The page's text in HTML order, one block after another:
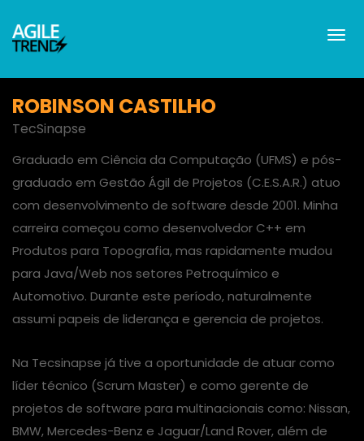
ROBINSON CASTILHO
TecSinapse
Graduado em Ciência da Computação (UFMS) e pós-
graduado em Gestão Ágil de Projetos (C.E.S.A.R.) atuo
com desenvolvimento de software desde 2001. Minha
carreira começou como desenvolvedor C++ em
Produtos para Topografia, mas rapidamente mudou
para Java/Web nos setores Petroquímico e
Automotivo. Durante este período, naturalmente
assumi papeis de liderança e gerencia de projetos.
Na Tecsinapse já tive a oportunidade de atuar como
líder técnico (Scrum Master) e como gerente de
projetos de software para multinacionais como: Nissan,
BMW, Mercedes-Benz e Jaguar/Land Rover, além de